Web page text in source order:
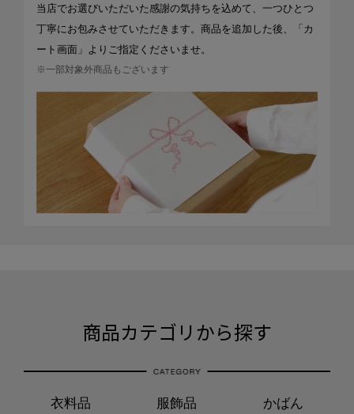
当店でお選びいただいた感謝の気持ちを込めて、一つひとつ
丁寧にお包みさせていただきます。商品を追加した後、「カ
ート画面」よりご指定くださいませ。
※一部対象外商品もございます
商品カテゴリから探す
衣料品 服飾品 かばん